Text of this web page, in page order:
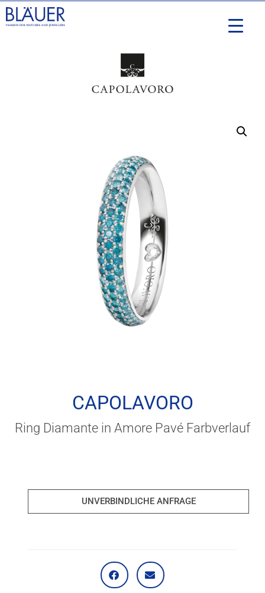
CAPOLAVORO
Ring Diamante in Amore Pavé Farbverlauf
UNVERBINDLICHE ANFRAGE